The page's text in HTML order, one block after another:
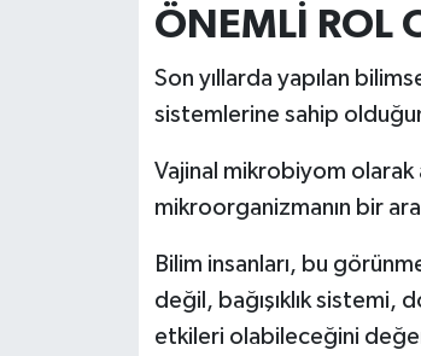
ÖNEMLİ ROL
Son yıllarda yapılan
sistemlerine sahip
Vajinal mikrobiyom olarak
mikroorganizmanın bir
Bilim insanları, bu
değil, bağışıklık sistemi,
etkileri olabileceğini
Rüya Tabirleri